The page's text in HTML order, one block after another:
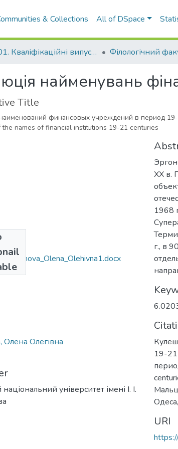
& Collections All of DSpace
01. Кваліфікаційні випускні роботи здобувачів вищої освіти Філологічний
найменувань
Title
финансовых учреждений в период
the names of financial institutions 19-21 centuries
Олена Олегівна
університет імені І. І.
XX в.
1968
г., в
19-
URI